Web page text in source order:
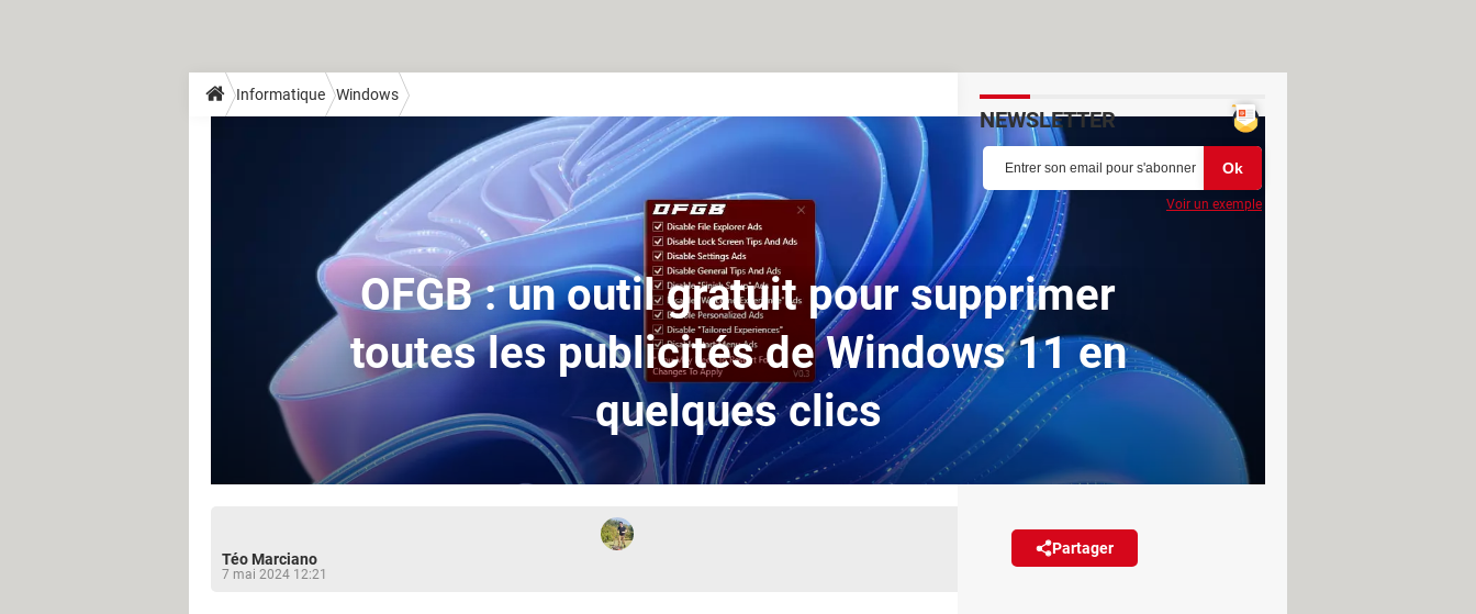
Informatique Windows
OFGB : un outil gratuit pour supprimer
toutes les publicités de Windows 11 en
quelques clics
Téo Marciano
7 mai 2024 12:21
Partager
NEWSLETTER
Voir un exemple